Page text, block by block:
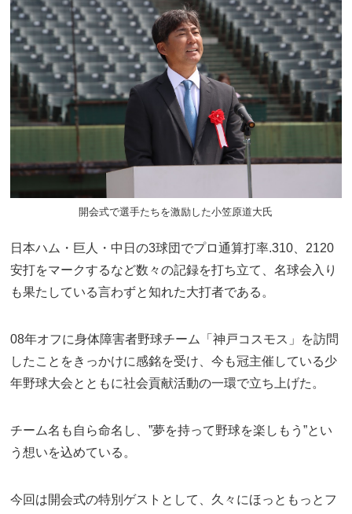
開会式で選手たちを激励した小笠原道大氏
日本ハム・巨人・中日の3球団でプロ通算打率.310、2120
安打をマークするなど数々の記録を打ち立て、名球会入り
も果たしている言わずと知れた大打者である。
08年オフに身体障害者野球チーム「神戸コスモス」を訪問
したことをきっかけに感銘を受け、今も冠主催している少
年野球大会とともに社会貢献活動の一環で立ち上げた。
チーム名も自ら命名し、”夢を持って野球を楽しもう”とい
う想いを込めている。
今回は開会式の特別ゲストとして、久々にほっともっとフ